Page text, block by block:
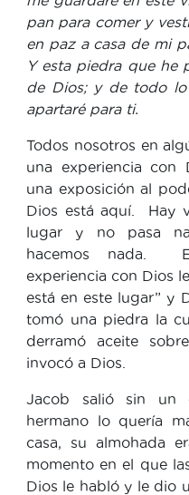
pan para comer y
en paz a casa de mi
Y esta piedra que he
de Dios; y de todo
apartaré para ti.
Todos nosotros en
una experiencia con
una exposición al
Dios está aquí. Hay
lugar y no pasa
hacemos nada.
experiencia con Dios
está en este lugar” y
tomó una piedra la
derramó aceite
invocó a Dios.
Jacob salió sin un
hermano lo quería
casa, su almohada
momento en el que
Dios le habló y le dio